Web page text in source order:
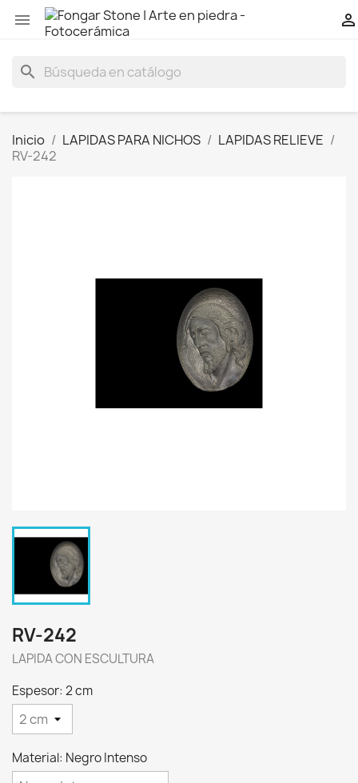
 
search
Inicio LAPIDAS PARA NICHOS
LAPIDAS RELIEVE
RV-242
RV-242
LAPIDA CON ESCULTURA
Espesor: 2 cm
Material: Negro Intenso